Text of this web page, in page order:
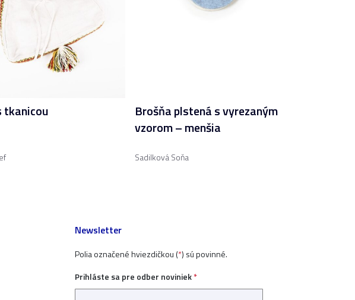
tkanicou
Brošňa plstená s vyrezaným
vzorom – menšia
Sadilková Soňa
Newsletter
Polia označené hviezdičkou (*) sú povinné.
Prihláste sa pre odber noviniek*